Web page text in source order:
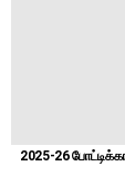
2025-26